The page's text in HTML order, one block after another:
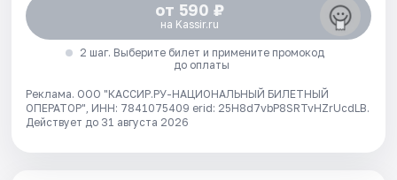
от 590 ₽
на Kassir.ru
2 шаг. Выберите билет и примените промокод
до оплаты
Реклама. ООО "КАССИР.РУ-НАЦИОНАЛЬНЫЙ БИЛЕТНЫЙ
ОПЕРАТОР", ИНН: 7841075409 erid: 25H8d7vbP8SRTvHZrUcdLB.
Действует до 31 августа 2026